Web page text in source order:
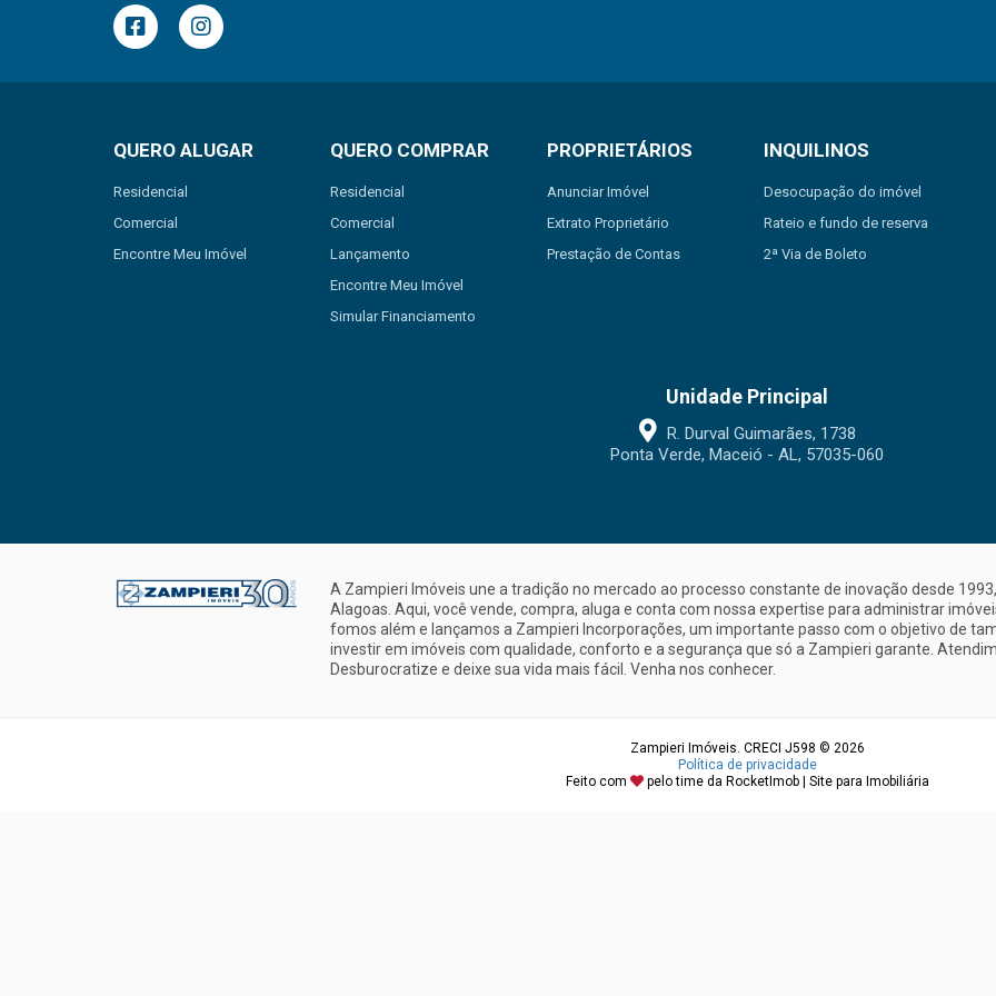
QUERO ALUGAR
Residencial
Comercial
Encontre Meu Imóvel
QUERO COMPRAR
Residencial
Comercial
Lançamento
Encontre Meu Imóvel
Simular Financiamento
PROPRIETÁRIOS
Anunciar Imóvel
Extrato Proprietário
Prestação de Contas
INQUILINOS
Desocupação do imóvel
Rateio e fundo de reserva
2ª Via de Boleto
Unidade Principal
R. Durval Guimarães, 1738
Ponta Verde, Maceió - AL, 57035-060
A Zampieri Imóveis une a tradição no mercado ao processo constante de inovação desde
Alagoas. Aqui, você vende, compra, aluga e conta com nossa expertise para administrar
fomos além e lançamos a Zampieri Incorporações, um importante passo com o objetivo de
investir em imóveis com qualidade, conforto e a segurança que só a Zampieri garante.
Desburocratize e deixe sua vida mais fácil. Venha nos conhecer.
Zampieri Imóveis. CRECI J598 © 2026
Política de privacidade
Feito com
pelo time da RocketImob | Site para Imobiliária